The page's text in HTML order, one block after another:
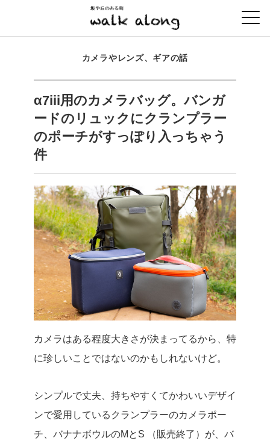
カメラやレンズ、ギアの話
α7iii用のカメラバッグ。バンガ
ードのリュックにクランプラー
のポーチがすっぽり入っちゃう
件
カメラはある程度大きさが決まってるから、特
に珍しいことではないのかもしれないけど。
シンプルで丈夫、持ちやすくてかわいいデザイ
ンで愛用しているクランプラーのカメラポー
チ、バナナボウルのMとS （販売終了）が、バ